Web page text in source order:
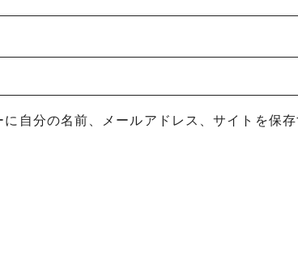
自分の名前、メールアドレス、サイトを保